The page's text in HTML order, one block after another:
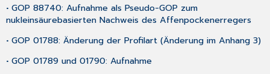
• GOP 88740: Aufnahme als Pseudo-GOP zum
nukleinsäurebasierten Nachweis des Affenpockenerregers
• GOP 01788: Änderung der Profilart (Änderung im Anhang 3)
• GOP 01789 und 01790: Aufnahme